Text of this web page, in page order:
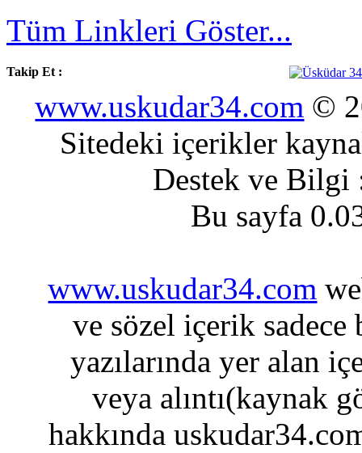
Tüm Linkleri Göster...
Takip Et :
www.uskudar34.com ©
Sitedeki içerikler
Destek ve
Bu sayfa
www.uskudar34.com
ve sözel içerik sadece
yazılarında yer alan
veya alıntı(kaynak
hakkında